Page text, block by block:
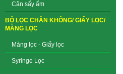
Cân sấy ẩm
BỘ LỌC CHÂN KHÔNG/ GIẤY LỌC/
MÀNG LỌC
Màng lọc - Giấy lọc
Syringe Lọc